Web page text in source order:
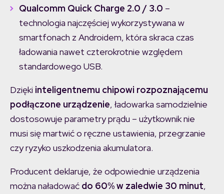
Qualcomm Quick Charge 2.0 / 3.0 –
technologia najczęściej wykorzystywana w
smartfonach z Androidem, która skraca czas
ładowania nawet czterokrotnie względem
standardowego USB.
Dzięki inteligentnemu chipowi rozpoznającemu
podłączone urządzenie, ładowarka samodzielnie
dostosowuje parametry prądu – użytkownik nie
musi się martwić o ręczne ustawienia, przegrzanie
czy ryzyko uszkodzenia akumulatora.
Producent deklaruje, że odpowiednie urządzenia
można naładować do 60% w zaledwie 30 minut,